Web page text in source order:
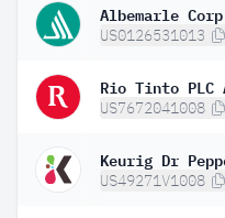
Albemarle Corp
US0126531013
Rio Tinto PLC
US7672041008
Keurig Dr
US49271V1008